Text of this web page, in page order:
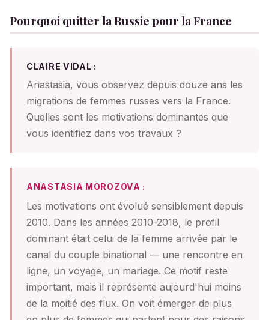
Pourquoi quitter la Russie pour la France
CLAIRE VIDAL :
Anastasia, vous observez depuis douze ans les
migrations de femmes russes vers la France.
Quelles sont les motivations dominantes que
vous identifiez dans vos travaux ?
ANASTASIA MOROZOVA :
Les motivations ont évolué sensiblement depuis
2010. Dans les années 2010-2018, le profil
dominant était celui de la femme arrivée par le
canal du couple binational — une rencontre en
ligne, un voyage, un mariage. Ce motif reste
important, mais il représente aujourd'hui moins
de la moitié des flux. On voit émerger de plus